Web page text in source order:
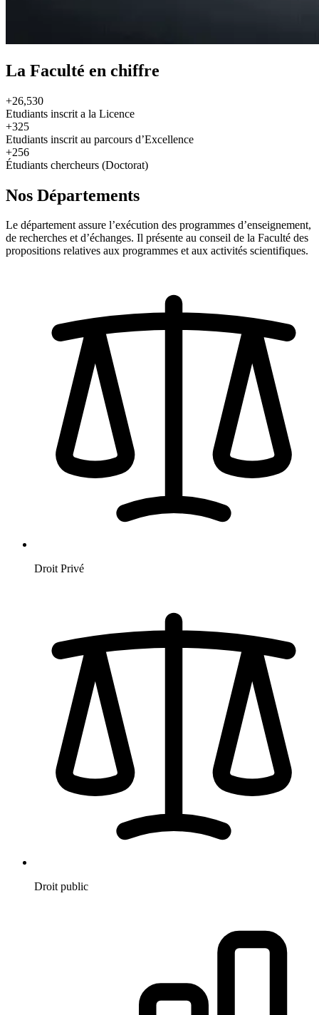
La Faculté en chiffre
+26,530
Etudiants inscrit a la Licence
+325
Etudiants inscrit au parcours d’Excellence
+256
Étudiants chercheurs (Doctorat)
Nos Départements
Le département assure l’exécution des programmes d’enseignement,
de recherches et d’échanges. Il présente au conseil de la Faculté des
propositions relatives aux programmes et aux activités scientifiques.
Droit Privé
Droit public